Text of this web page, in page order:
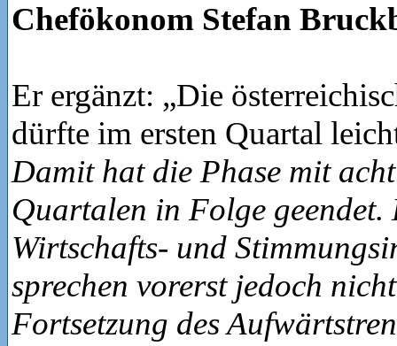
Chefökonom Stefan
Er ergänzt: „Die
dürfte im ersten Quartal
Damit hat die Phase mit
Quartalen in Folge geendet.
Wirtschafts- und
sprechen vorerst jedoch
Fortsetzung des